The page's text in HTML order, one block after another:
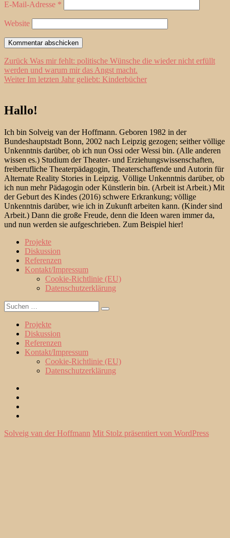
E-Mail-Adresse *
Website
Beitragsnavigation
Zurück Vorheriger
Beitrag:
Was mir fehlt: politische Wünsche die wieder nicht erfüllt
werden und warum mir das Angst macht.
Weiter Nächster
Im letzten Jahr geliebt: Kinderbücher
Hallo!
Ich bin Solveig van der Hoffmann. Geboren 1982 in der
Bundeshauptstadt Bonn, 2002 nach Leipzig gezogen; seither völlige
Unkenntnis darüber, ob ich nun Ossi oder Wessi bin. (Alle anderen
wissen es.) Studium der Theater- und Erziehungswissenschaften,
freiberufliche Theaterpädagogin, Theaterschaffende und Autorin für
Alternate Reality Stories in Leipzig. Völlige Unkenntnis darüber, ob
ich nun mehr Pädagogin oder Künstlerin bin. (Arbeit ist Arbeit.) Mit
der Geburt des Kindes (2016) schwere Erkrankung; völlige
Unkenntnis darüber, wie ich in Zukunft arbeiten kann. (Kinder sind
Arbeit.) Dann die große Freude, denn die Ideen waren immer da,
und nun werden sie aufgeschrieben. Zum Beispiel hier!
Projekte
Diskussion
Referenzen
Kontakt/Impressum
Cookie-Richtlinie (EU)
Datenschutzerklärung
Suche
nach:
Suchen
Projekte
Diskussion
Referenzen
Kontakt/Impressum
Cookie-Richtlinie (EU)
Datenschutzerklärung
Solveig van der Hoffmann Mit Stolz präsentiert von WordPress